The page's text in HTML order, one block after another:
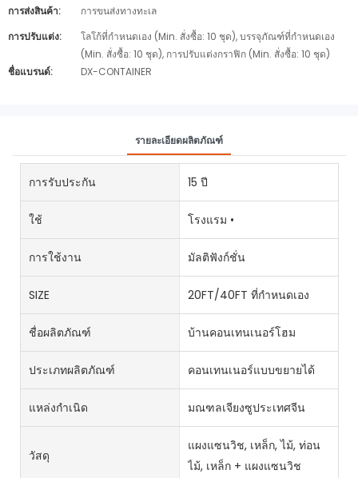
การส่งสินค้า:
การขนส่งทางทะเล
การปรับแต่ง:
โลโก้ที่กำหนดเอง (Min. สั่งซื้อ: 10 ชุด), บรรจุภัณฑ์ที่กำหนดเอง
(Min. สั่งซื้อ: 10 ชุด), การปรับแต่งกราฟิก (Min. สั่งซื้อ: 10 ชุด)
ชื่อแบรนด์:
DX-CONTAINER
รายละเอียดผลิตภัณฑ์
การรับประกัน 15 ปี
ใช้ โรงแรม •
การใช้งาน มัลติฟังก์ชั่น
SIZE 20FT/40FT ที่กำหนดเอง
ชื่อผลิตภัณฑ์ บ้านคอนเทนเนอร์โฮม
ประเภทผลิตภัณฑ์ คอนเทนเนอร์แบบขยายได้
แหล่งกำเนิด มณฑลเจียงซูประเทศจีน
วัสดุ
แผงแซนวิช, เหล็ก, ไม้, ท่อน
ไม้, เหล็ก + แผงแซนวิช